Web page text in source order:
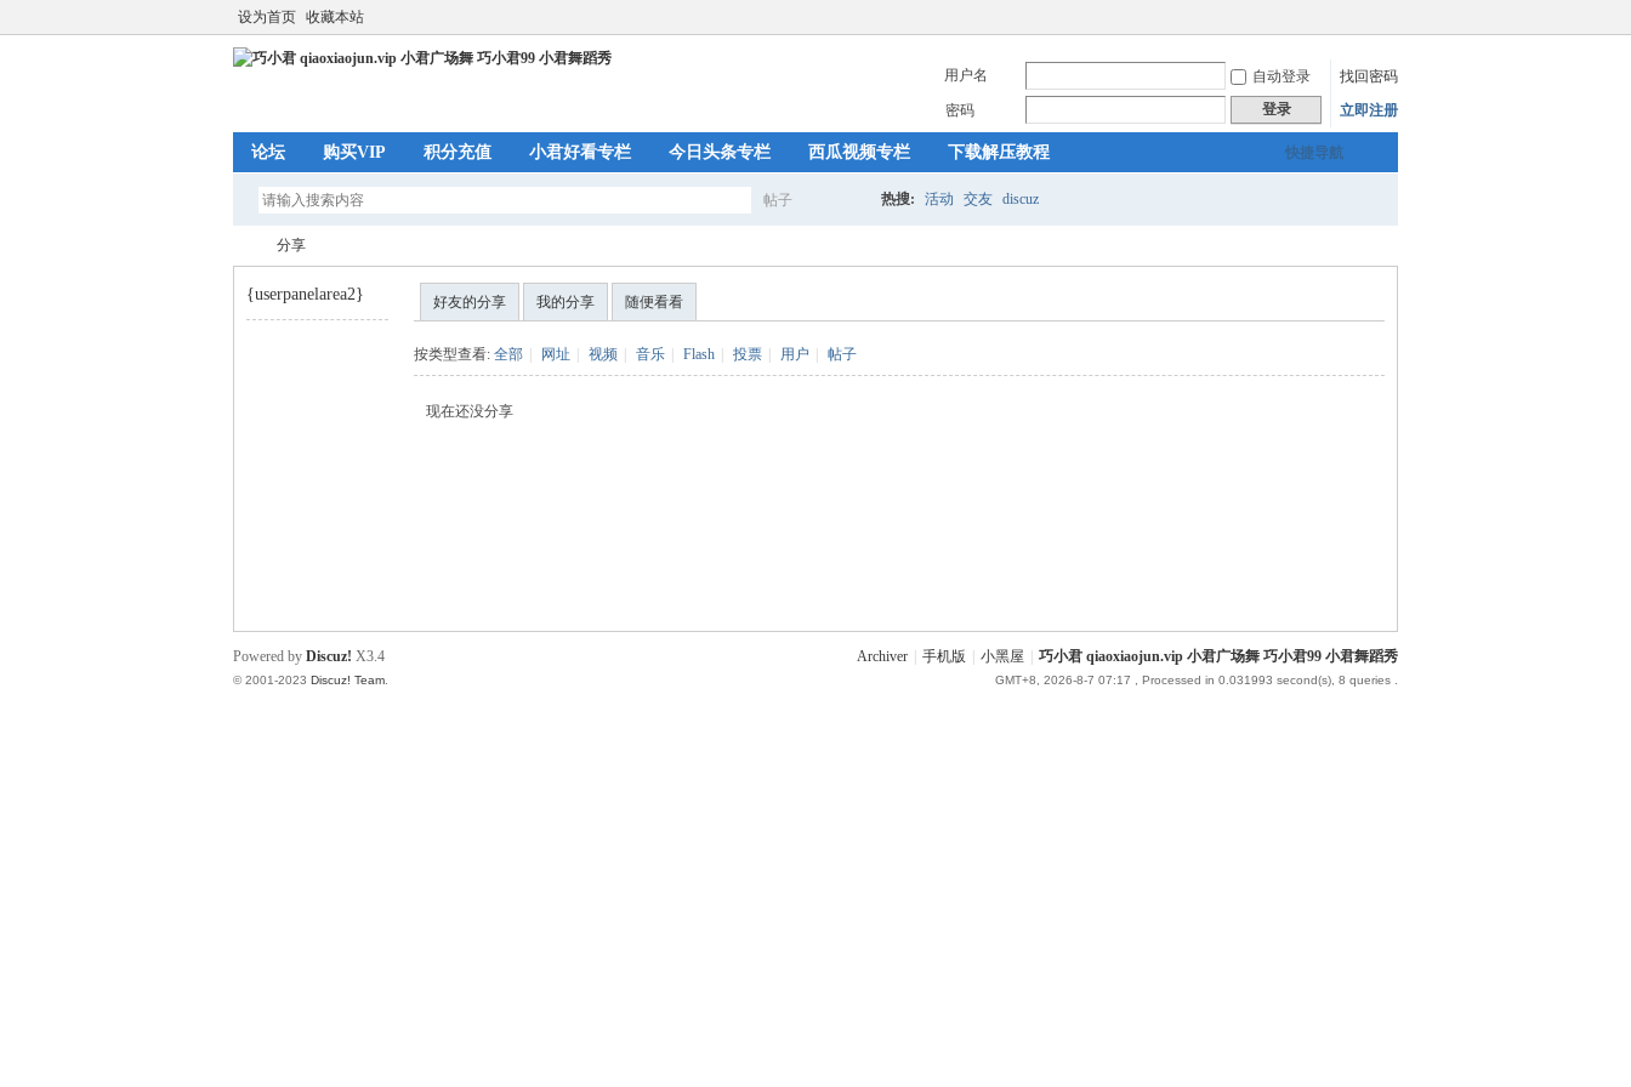
设为首页 收藏本站
用户名 自动登录
找回密码
密码
登录 立即注册
快捷导航
论坛 购买VIP 积分充值 小君好看专栏 今日头条专栏 西瓜视频专栏 下载解压教程
帖子 热搜: 活动 交友 discuz
分享
{userpanelarea2} 好友的分享 我的分享 随便看看
按类型查看: 全部 网址 视频 音乐 Flash 投票 用户 帖子
现在还没分享
Archiver 手机版 小黑屋 巧小君 qiaoxiaojun.vip 小君广场舞 巧小君99 小君舞蹈秀
GMT+8, 2026-8-7 07:17 , Processed in 0.031993 second(s), 8 queries .
Powered by Discuz! X3.4
© 2001-2023 Discuz! Team